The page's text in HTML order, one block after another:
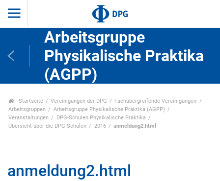
Arbeitsgruppe
Physikalische Praktika
(AGPP)
Startseite Vereinigungen der DPG
Fachübergreifende Vereinigungen
Arbeitsgruppen
Arbeitsgruppe Physikalische Praktika (AGPP)
Veranstaltungen
DPG-Schulen Physikalische Praktika
Übersicht über die DPG Schulen
2016 anmeldung2.html
anmeldung2.html